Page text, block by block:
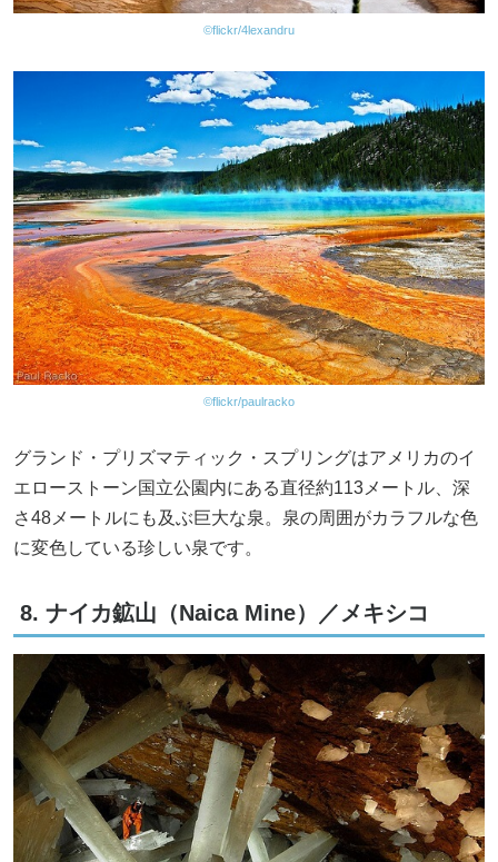
©flickr/4lexandru
©flickr/paulracko
グランド・プリズマティック・スプリングはアメリカのイ
エローストーン国立公園内にある直径約113メートル、深
さ48メートルにも及ぶ巨大な泉。泉の周囲がカラフルな色
に変色している珍しい泉です。
8. ナイカ鉱山（Naica Mine）／メキシコ